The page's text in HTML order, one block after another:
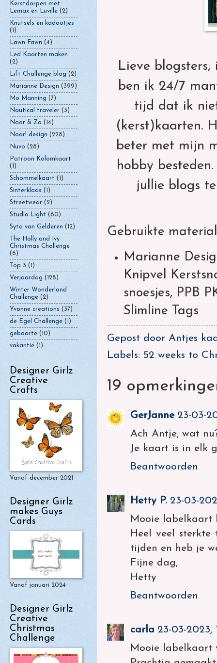
Lieve
ben ik 24/7
tijd dat ik
(kerst)kaarten.
beter met mijn
hobby
jullie blogs
Gebruikte
Marianne
Knipvel
snoesjes, PPB
Slimline Tags
Gepost door Antjes
Labels: 52 weeks to
19
GerJanne 23-03-
Ach Antje, wat
Je kaart is in elk
Beantwoorden
Hetty P. 23-03-
Mooie labelkaart
Heel veel
tijden en heb je
Fijne dag,
Hetty
Beantwoorden
carla 23-03-2023,
Mooie labelkaart
Kerstdorpen met
Lemax en Luville (2)
Knutsels en kadootjes
(1)
Lawn Fawn (4)
Led Kaarten maken
(2)
Lift Challenge blog (2)
Marianne Design (399)
Mo Manning (7)
Nautical traveler (3)
Noor & Zo (14)
Noor! design (228)
Nuvo (28)
Patroon Kolomkaart
(1)
Schommelkaart (1)
Sinterklaas (1)
Streetwear (2)
Studio Light (60)
Syta van Gelderen (12)
The Holly and Ivy
Christmas Challenge
(6)
Top 3 (1)
Verjaardag (128)
Winter Wonderland
Challenge (2)
Yvonne creations (37)
de Egel Challenge (1)
geboorte (10)
vakantie (1)
Designer Girlz
Creative
Crafts
Vanaf december 2021
Designer Girlz
makes Guys
Cards
Vanaf januari 2024
Designer Girlz
Creative
Christmas
Challenge